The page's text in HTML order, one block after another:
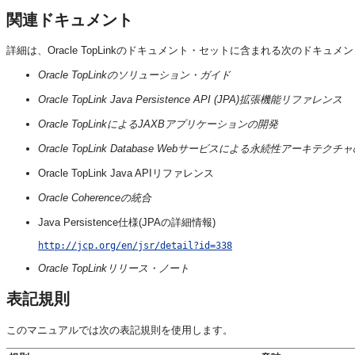
関連ドキュメント
詳細は、Oracle TopLinkのドキュメント・セットに含まれる次のドキュメン
Oracle TopLinkのソリューション・ガイド
Oracle TopLink Java Persistence API (JPA)拡張機能リファレンス
Oracle TopLinkによるJAXBアプリケーションの開発
Oracle TopLink Database Webサービスによる永続性アーキテクチ
Oracle TopLink Java APIリファレンス
Oracle Coherenceの統合
Java Persistence仕様(JPAの詳細情報)
http://jcp.org/en/jsr/detail?id=338
Oracle TopLinkリリース・ノート
表記規則
このマニュアルでは次の表記規則を使用します。